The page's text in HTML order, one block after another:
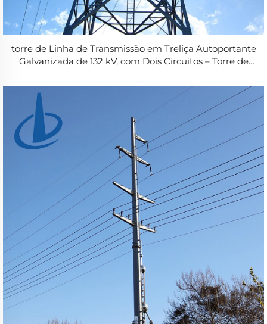
torre de Linha de Transmissão em Treliça Autoportante
Galvanizada de 132 kV, com Dois Circuitos – Torre de
Distribuição